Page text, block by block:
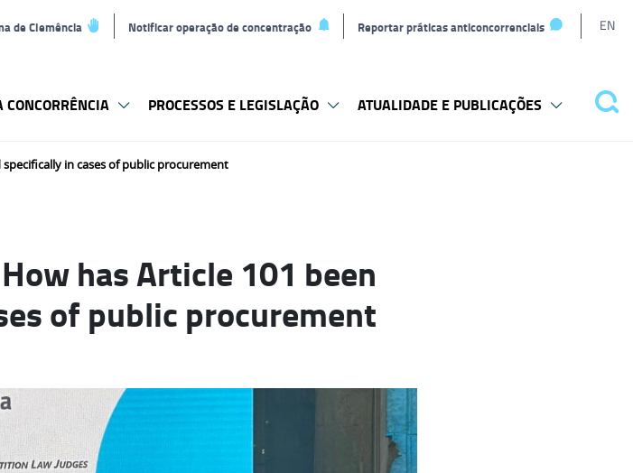
de Clemência Notificar operação de concentração Reportar práticas anticoncorrenciais EN
CONCORRÊNCIA PROCESSOS E LEGISLAÇÃO ATUALIDADE E PUBLICAÇÕES
in cases of public procurement
has Article 101 been
of public procurement